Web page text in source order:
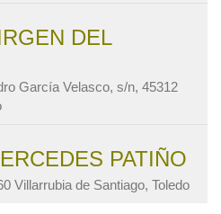
DEL
García Velasco, s/n, 45312
PATIÑO
Villarrubia de Santiago, Toledo